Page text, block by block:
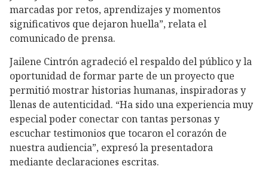
marcadas por retos, aprendizajes y momentos
significativos que dejaron huella”, relata el
comunicado de prensa.
Jailene Cintrón agradeció el respaldo del público y la
oportunidad de formar parte de un proyecto que
permitió mostrar historias humanas, inspiradoras y
llenas de autenticidad. “Ha sido una experiencia muy
especial poder conectar con tantas personas y
escuchar testimonios que tocaron el corazón de
nuestra audiencia”, expresó la presentadora
mediante declaraciones escritas.